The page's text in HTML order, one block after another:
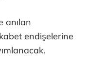
anılan
endişelerine